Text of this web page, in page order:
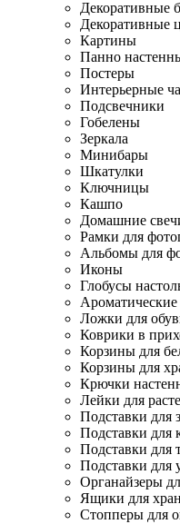
Декоративные
Декоративные
Картины
Панно
Постеры
Интерьерные
Подсвечники
Гобелены
Зеркала
Минибары
Шкатулки
Ключницы
Кашпо
Домашние
Рамки для
Альбомы для
Иконы
Глобусы
Ложки для
Коврики в
Корзины для
Корзины для
Крючки
Лейки для
Подставки для
Подставки для
Подставки для
Подставки для
Органайзеры
Ящики для
Стопперы для